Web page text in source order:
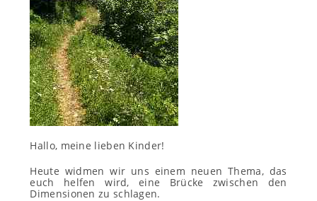
Hallo, meine lieben Kinder!
Heute widmen wir uns einem neuen Thema, das
euch helfen
wird, eine Brücke zwischen den
Dimensionen zu schlagen.